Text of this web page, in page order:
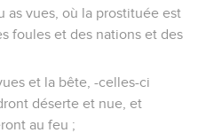
as vues, où la prostituée est
foules et des nations et des
et la bête, -celles-ci
déserte et nue, et
au feu ;